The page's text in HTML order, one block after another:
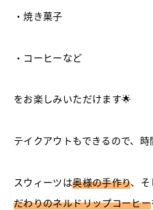
・焼き菓子
・コーヒーなど
をお楽しみいただけます🌟
テイクアウトもできるので、時
スウィーツは奥様の手作り、
だわりのネルドリップコーヒー